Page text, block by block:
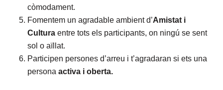
còmodament.
Fomentem un agradable ambient d’Amistat i
Cultura entre tots els participants, on ningú se sent
sol o aïllat.
Participen persones d’arreu i t’agradaran si ets una
persona activa i oberta.